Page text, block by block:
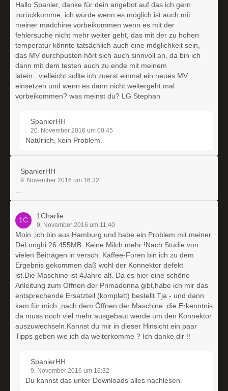
Hallo Spanier, danke für dein angebot auf das ich gern
zurückkomme, ich würde wenn es möglich ist auch mit
meiner madchine vorbeikommen wenn es mit der
fehlersuche nicht mehr weiter geht, das mit der zu hohen
temperatur könnte tatsächlich auch eine möglichkeit sein,
das MV durchpusten hört sich auch sinnvoll an, da bin ich
dann mit dem testen auch zu ende mit meinem
latein...vielleicht sollte ich zuerst einmal ein neues MV
einsetzen und wenn es dann nicht weitergeht mal
vorbeikommen? was meinst du? LG Stephan
SpanierHH
20. November 2016 um 00:45
Natürlich, kein Problem.
SpanierHH
9. November 2016 um 16:32
1Charlie
9. November 2016 um 11:40
Moin ,ich bin aus Hamburg und habe ein Problem mit meiner
DeLonghi 26.455MB .Keine Milch mehr !Nach Studie von
vielen Beiträgen in versch. Kaffee-Foren bin ich zu dem
Ergebnis gekommen daß wohl der Konnektor defekt
ist.Die Maschine ist 4Jahre alt. Da es hier eine schöne
Anleitung zum Öffnen der Primadonna gibt,habe ich mir das
entsprechende Ersatzteil (komplett) bestellt.Tja - und dann
kam für mich ,nach dem Öffnen der Maschine ,die Erkenntnis
da muss noch viel mehr ausgebaut werde um den Konnektor
auszuwechseln.Kannst du mir in dieser Hinsicht ein paar
Tipps geben wie ich da weiterkomme ? Ich danke dir !!
SpanierHH
9. November 2016 um 16:32
Du kannst das unter Downloads alles nachlesen.